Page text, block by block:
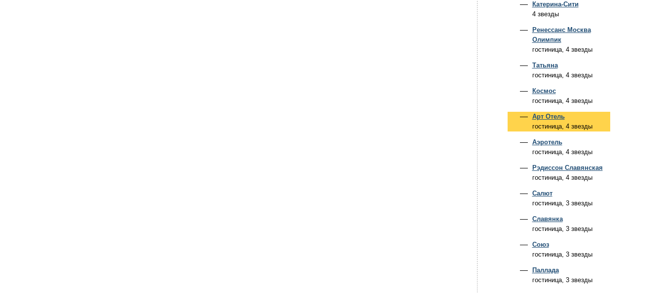
Катерина-Сити
4 звезды
Ренессанс Москва
Олимпик
гостиница, 4 звезды
Татьяна
гостиница, 4 звезды
Космос
гостиница, 4 звезды
Арт Отель
гостиница, 4 звезды
Аэротель
гостиница, 4 звезды
Рэдиссон Славянская
гостиница, 4 звезды
Салют
гостиница, 3 звезды
Славянка
гостиница, 3 звезды
Союз
гостиница, 3 звезды
Паллада
гостиница, 3 звезды